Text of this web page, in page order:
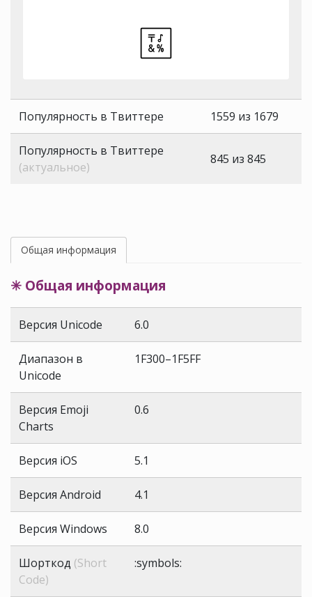
Популярность в Твиттере 1559 из 1679
Популярность в Твиттере
(актуальное)
845 из 845
Общая информация
✳ Общая информация
Версия Unicode 6.0
Диапазон в
Unicode
1F300–1F5FF
Версия Emoji
Charts
0.6
Версия iOS 5.1
Версия Android 4.1
Версия Windows 8.0
Шорткод (Short
Code)
:symbols: